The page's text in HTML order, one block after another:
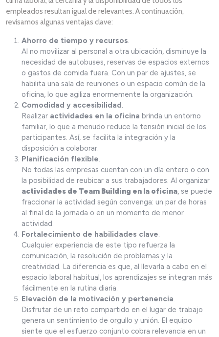
empleados resultan igual de relevantes. A continuación,
revisamos algunas ventajas clave:
Ahorro de tiempo y recursos.
Al no movilizar al personal a otra ubicación, disminuye la
necesidad de autobuses, reservas de espacios externos
o gastos de comida fuera. Con un par de ajustes, se
habilita una sala de reuniones o un espacio común de la
oficina, lo que agiliza enormemente la organización.
Comodidad y accesibilidad.
Realizar actividades en la oficina brinda un entorno
familiar, lo que a menudo reduce la tensión inicial de los
participantes. Así, se facilita la integración y la
disposición a colaborar.
Planificación flexible.
No todas las empresas cuentan con un día entero o con
la posibilidad de reubicar a sus trabajadores. Al organizar
actividades de Team Building en la oficina, se puede
fraccionar la actividad según convenga: un par de horas
al final de la jornada o en un momento de menor
actividad.
Fortalecimiento de habilidades clave.
Cualquier experiencia de este tipo refuerza la
comunicación, la resolución de problemas y la
creatividad. La diferencia es que, al llevarla a cabo en el
espacio laboral habitual, los aprendizajes se integran más
fácilmente en la rutina diaria.
Elevación de la motivación y pertenencia.
Disfrutar de un reto compartido en el lugar de trabajo
genera un sentimiento de orgullo y unión. El equipo
siente que el esfuerzo conjunto cobra relevancia en un